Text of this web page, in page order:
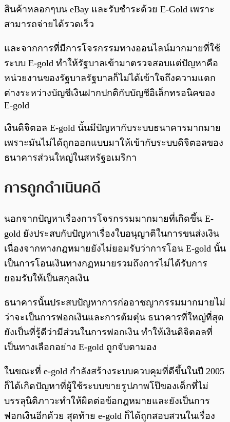
สินค้าหลอกๆบน eBay และรับชำระด้วย E-Gold เพราะ
สามารถจ่ายได้รวดเร็ว
และจากการที่มีการโจรกรรมทางออนไลน์มากมายที่ใช้
ระบบ E-gold ทำให้รัฐบาลเข้ามาตรวจสอบแต่ปัญหาคือ
หน่วยงานของรัฐบาลรัฐบาลก็ไม่ได้เข้าใจถึงความแตก
ต่างระหว่างบัญชีเงินฝากปกติกับบัญชีอิเล็กทรอนิคของ
E-gold
เงินดิจิตอล E-gold นั้นมีปัญหากับระบบธนาคารมากมาย
เพราะมันไม่ได้ถูกออกแบบมาให้เข้ากับระบบดิจิตอลของ
ธนาคารส่วนใหญ่ในสหรัฐอเมริกา
การถูกดำเนินคดี
นอกจากปัญหาเรื่องการโจรกรรมมากมายที่เกิดขึ้น E-
gold ยังประสบกับปัญหาเรื่องใบอนุญาติในการขนส่งเงิน
เนื่องจากทางกฎหมายยังไม่ยอมรับว่าการโอน E-gold นั้น
เป็นการโอนเงินทางกฏหมายรวมถึงการไม่ได้รับการ
ยอมรับให้เป็นสกุลเงิน
ธนาคารนั้นประสบปัญหาการก่ออาชญากรรมมากมายไม่
ว่าจะเป็นการฟอกเงินและการต้มตุ๋น ธนาคารที่ใหญ่ที่สุด
ยังเป็นที่รู้ดีว่ามีส่วนในการฟอกเงิน ทำให้เงินดิจิตอลที่
เป็นทางเลือกอย่าง E-gold ถูกจับตามอง
ในขณะที่ e-gold กำลังสร้างระบบควบคุมที่ดีขึ้นในปี 2005
ก็ได้เกิดปัญหาที่ผู้ใช้ระบบขายรูปภาพโป๊ของเด็กที่ไม่
บรรลุนิติภาวะทำให้ผิดต่อข้อกฎหมายและยังเป็นการ
ฟอกเงินอีกด้วย สุดท้าย e-gold ก็ได้ถูกสอบสวนในเรื่อง